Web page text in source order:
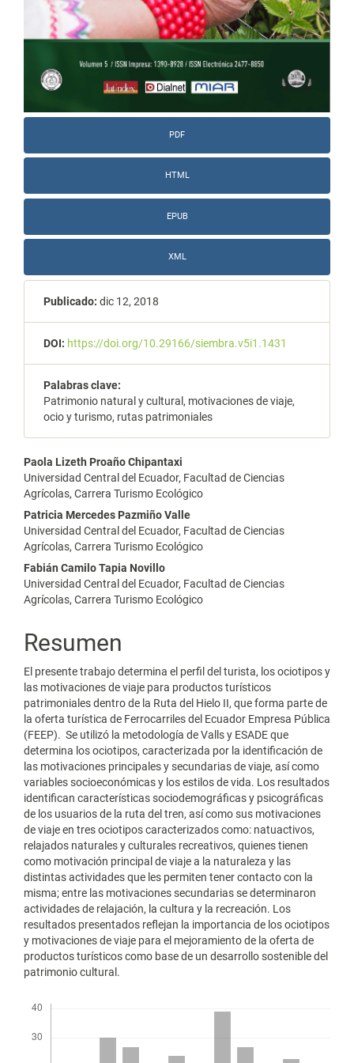
PDF
HTML
EPUB
XML
Publicado: dic 12, 2018
DOI: https://doi.org/10.29166/siembra.v5i1.1431
Palabras clave:
Patrimonio natural y cultural, motivaciones de viaje,
ocio y turismo, rutas patrimoniales
Contenido
principal
del
artículo
Paola Lizeth Proaño Chipantaxi
Universidad Central del Ecuador, Facultad de Ciencias
Agrícolas, Carrera Turismo Ecológico
Patricia Mercedes Pazmiño Valle
Universidad Central del Ecuador, Facultad de Ciencias
Agrícolas, Carrera Turismo Ecológico
Fabián Camilo Tapia Novillo
Universidad Central del Ecuador, Facultad de Ciencias
Agrícolas, Carrera Turismo Ecológico
Resumen
El presente trabajo determina el perfil del turista, los ociotipos y
las motivaciones de viaje para productos turísticos
patrimoniales dentro de la Ruta del Hielo II, que forma parte de
la oferta turística de Ferrocarriles del Ecuador Empresa Pública
(FEEP). Se utilizó la metodología de Valls y ESADE que
determina los ociotipos, caracterizada por la identificación de
las motivaciones principales y secundarias de viaje, así como
variables socioeconómicas y los estilos de vida. Los resultados
identifican características sociodemográficas y psicográficas
de los usuarios de la ruta del tren, así como sus motivaciones
de viaje en tres ociotipos caracterizados como: natuactivos,
relajados naturales y culturales recreativos, quienes tienen
como motivación principal de viaje a la naturaleza y las
distintas actividades que les permiten tener contacto con la
misma; entre las motivaciones secundarias se determinaron
actividades de relajación, la cultura y la recreación. Los
resultados presentados reflejan la importancia de los ociotipos
y motivaciones de viaje para el mejoramiento de la oferta de
productos turísticos como base de un desarrollo sostenible del
patrimonio cultural.